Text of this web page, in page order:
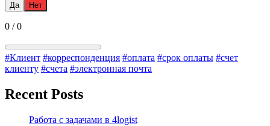
Да Нет
0 /0
#Клиент #корреспонденция #оплата #срок оплаты #счет
клиенту #счета #электронная почта
Recent Posts
Работа с задачами в 4logist